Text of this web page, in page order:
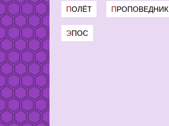
ПОЛЁТ ПРОПОВЕДНИК
ЭПОС